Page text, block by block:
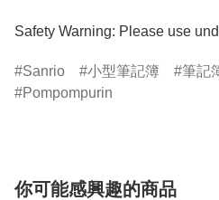
Safety Warning: Please use
Sanrio 小型筆記簿 筆記
Pompompurin
你可能感興趣的商品